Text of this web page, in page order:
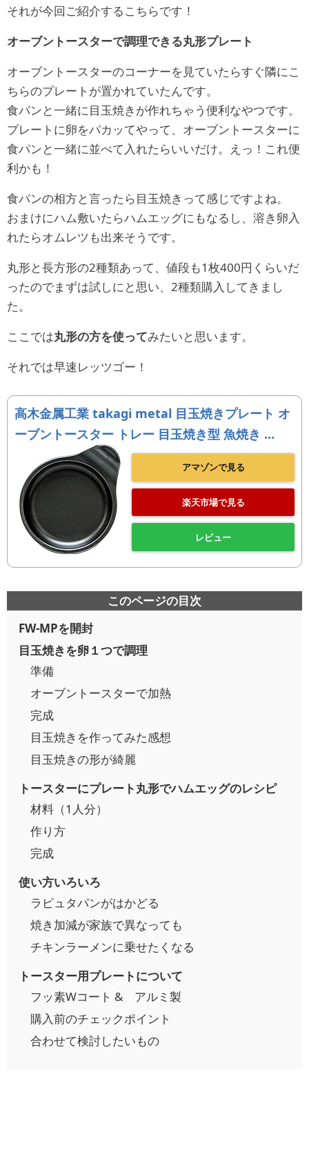
それが今回ご紹介するこちらです！
オーブントースターで調理できる丸形プレート
オーブントースターのコーナーを見ていたらすぐ隣にこ
ちらのプレートが置かれていたんです。
食パンと一緒に目玉焼きが作れちゃう便利なやつです。
プレートに卵をパカッてやって、オーブントースターに
食パンと一緒に並べて入れたらいいだけ。えっ！これ便
利かも！
食パンの相方と言ったら目玉焼きって感じですよね。
おまけにハム敷いたらハムエッグにもなるし、溶き卵入
れたらオムレツも出来そうです。
丸形と長方形の2種類あって、値段も1枚400円くらいだ
ったのでまずは試しにと思い、2種類購入してきまし
た。
ここでは丸形の方を使ってみたいと思います。
それでは早速レッツゴー！
高木金属工業 takagi metal 目玉焼きプレート オ
ーブントースター トレー 目玉焼き型 魚焼き ...
アマゾンで見る
楽天市場で見る
レビュー
このページの目次
FW-MPを開封
目玉焼きを卵１つで調理
準備
オーブントースターで加熱
完成
目玉焼きを作ってみた感想
目玉焼きの形が綺麗
トースターにプレート丸形でハムエッグのレシピ
材料（1人分）
作り方
完成
使い方いろいろ
ラピュタパンがはかどる
焼き加減が家族で異なっても
チキンラーメンに乗せたくなる
トースター用プレートについて
フッ素Wコート & アルミ製
購入前のチェックポイント
合わせて検討したいもの